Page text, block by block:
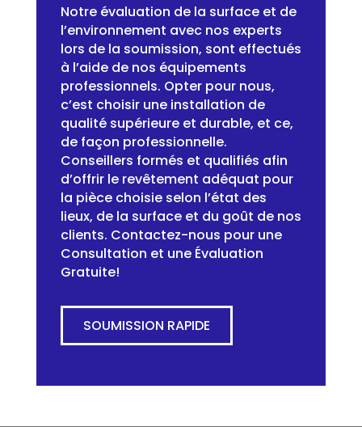
Notre évaluation de la surface et de
l’environnement avec nos experts
lors de la soumission, sont effectués
à l’aide de nos équipements
professionnels. Opter pour nous,
c’est choisir une installation de
qualité supérieure et durable, et ce,
de façon professionnelle.
Conseillers formés et qualifiés afin
d’offrir le revêtement adéquat pour
la pièce choisie selon l’état des
lieux, de la surface et du goût de nos
clients. Contactez-nous pour une
Consultation et une Évaluation
Gratuite!
SOUMISSION RAPIDE